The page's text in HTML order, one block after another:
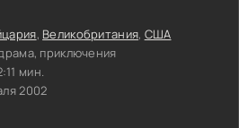
, Великобритания, США
приключения
мин.
2002